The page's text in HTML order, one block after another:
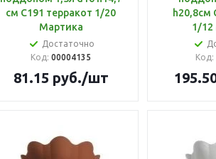
см С191 терракот 1/20
Мартика
Достаточно
Код: 00004135
81.15 руб./шт
h20,8см
1/12
Код: